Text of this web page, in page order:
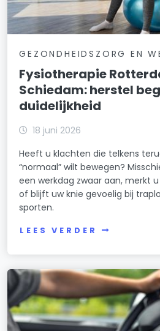
GEZONDHEIDSZORG EN
Fysiotherapie
Schiedam: herstel
duidelijkheid
18 juni 2026
Heeft u klachten die telkens
“normaal” wilt bewegen?
een werkdag zwaar aan, merkt
of blijft uw knie gevoelig bij
sporten.
LEES VERDER